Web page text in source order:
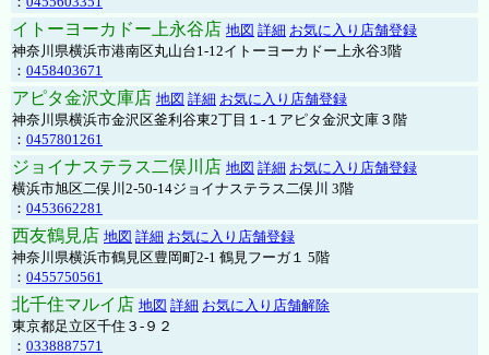
イトーヨーカドー上永谷店 地図 詳細 お気に入り店舗登録
神奈川県横浜市港南区丸山台1-12イトーヨーカドー上永谷3階
： 0458403671
アピタ金沢文庫店 地図 詳細 お気に入り店舗登録
神奈川県横浜市金沢区釜利谷東2丁目１-１アピタ金沢文庫３階
： 0457801261
ジョイナステラス二俣川店 地図 詳細 お気に入り店舗登録
横浜市旭区二俣川2-50-14ジョイナステラス二俣川 3階
： 0453662281
西友鶴見店 地図 詳細 お気に入り店舗登録
神奈川県横浜市鶴見区豊岡町2-1 鶴見フーガ１ 5階
： 0455750561
北千住マルイ店 地図 詳細 お気に入り店舗解除
東京都足立区千住３-９２
： 0338887571